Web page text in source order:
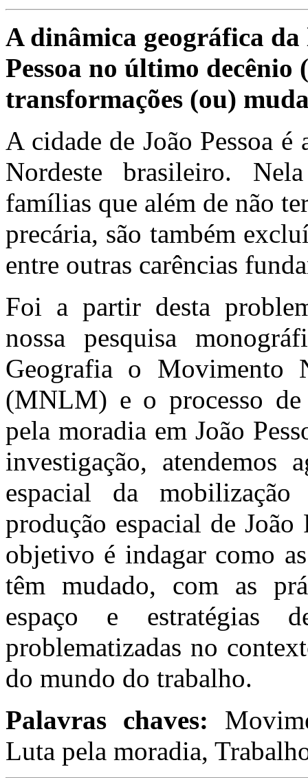
A dinâmica geográfica
Pessoa no último decênio
transformações (ou)
A cidade de João Pessoa
Nordeste brasileiro.
famílias que além de não
precária, são também
entre outras carências
Foi a partir desta
nossa pesquisa
Geografia o Movimento
(MNLM) e o processo
pela moradia em João
investigação, atendemos
espacial da
produção espacial de
objetivo é indagar como
têm mudado, com as
espaço e estratégias
problematizadas no
do mundo do trabalho.
Palavras chaves:
Luta pela moradia,